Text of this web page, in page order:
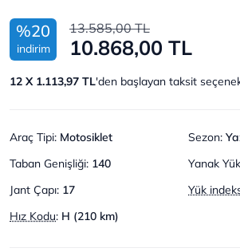
%20
indirim
13.585,00 TL
10.868,00 TL
12 X 1.113,97 TL'den başlayan taksit
Araç Tipi: Motosiklet Sezon:
Taban Genişliği: 140 Yanak
Jant Çapı: 17 Yük
Hız Kodu: H (210 km)